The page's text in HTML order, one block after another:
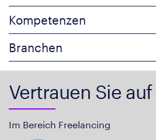
Kompetenzen
Branchen
Vertrauen Sie
Im Bereich Freelancing